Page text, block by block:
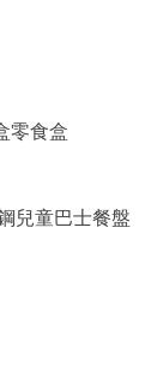
零食盒
兒童巴士餐盤